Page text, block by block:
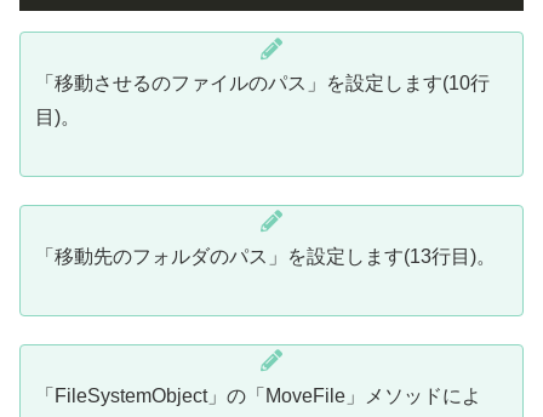
「移動させるのファイルのパス」を設定します(10行
目)。
「移動先のフォルダのパス」を設定します(13行目)。
「FileSystemObject」の「MoveFile」メソッドによ